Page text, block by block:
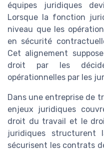
équipes juridiques
Lorsque la fonction
niveau que les
en sécurité
Cet alignement
droit par les
opérationnelles par les
Dans une entreprise de
enjeux juridiques
droit du travail et le
juridiques structurent
sécurisent les contrats